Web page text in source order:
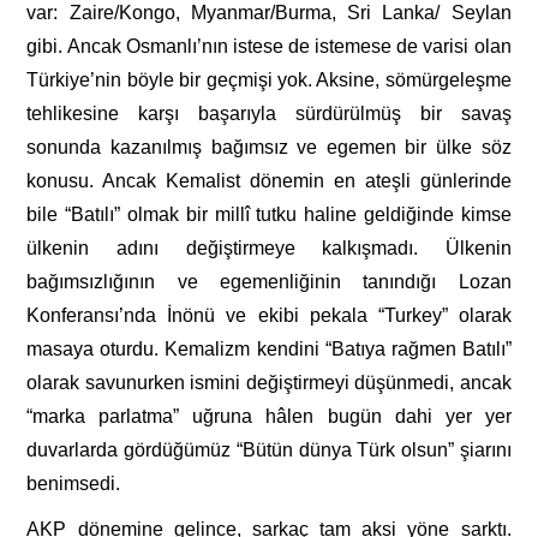
var: Zaire/Kongo, Myanmar/Burma, Sri Lanka/ Seylan
gibi. Ancak Osmanlı’nın istese de istemese de varisi olan
Türkiye’nin böyle bir geçmişi yok. Aksine, sömürgeleşme
tehlikesine karşı başarıyla sürdürülmüş bir savaş
sonunda kazanılmış bağımsız ve egemen bir ülke söz
konusu. Ancak Kemalist dönemin en ateşli günlerinde
bile “Batı lı” olmak bir millî tutku haline geldiğinde kimse
ülkenin adını değiştirmeye kalkışmadı.
Ülkenin
bağımsızlığının ve egemenliğinin tanındığı
Lozan
Konferansı’nda İnönü ve ekibi pekala “Turkey” olarak
masaya oturdu. Kemalizm kendini “Batıya rağmen Batılı”
olarak savunurken ismini değiştirmeyi düşünmedi, ancak
“marka
parlatma” uğruna hâlen bugün dahi yer
yer
duvarlarda gördüğümüz “Bütün dünya Türk olsun” şiarını
benimsedi.
AKP dönemine gelince, sarkaç tam aksi yöne sarktı.